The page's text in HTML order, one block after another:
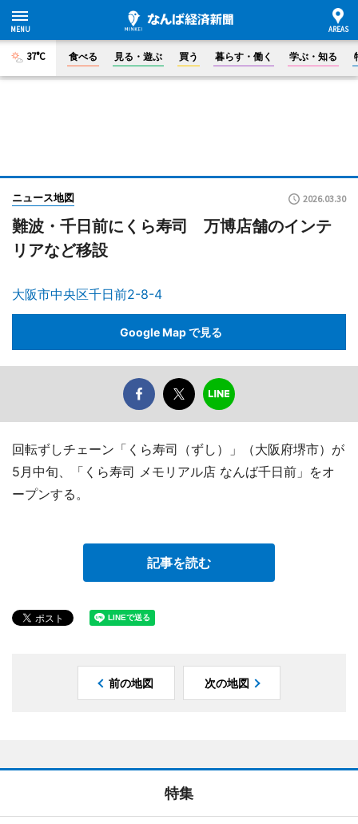
37°C 食べる 見る・遊ぶ 買う 暮らす・働く 学ぶ・知る
ニュース地図 2026.03.30
難波・千日前にくら寿司 万博店舗のインテ
リアなど移設
大阪市中央区千日前2-8-4
Google Map で見る
回転ずしチェーン「くら寿司（ずし）」（大阪府堺市）が
5月中旬、「くら寿司 メモリアル店 なんば千日前」をオ
ープンする。
記事を読む
前の地図 次の地図
特集